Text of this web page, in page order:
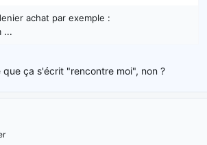
achat par exemple :
...
que ça s'écrit "rencontre moi", non ?